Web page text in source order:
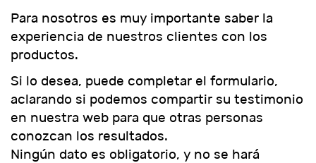
Para nosotros es muy importante saber la
experiencia de nuestros clientes con los
productos.
Si lo desea, puede completar el formulario,
aclarando si podemos compartir su testimonio
en nuestra web para que otras personas
conozcan los resultados.
Ningún dato es obligatorio, y no se hará